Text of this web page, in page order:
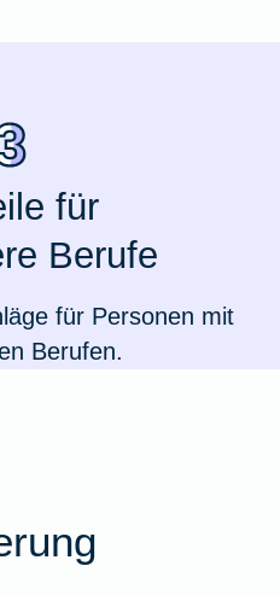
für
Berufe
für Personen mit
Berufen.